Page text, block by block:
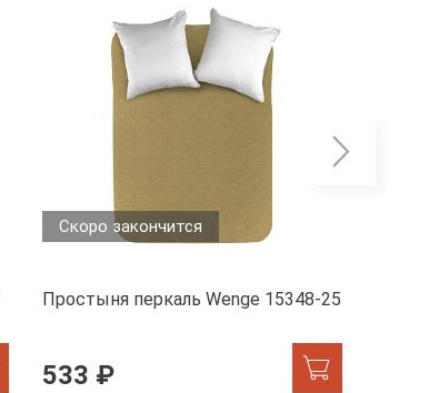
Скоро закончится
Простыня перкаль Wenge 15348-25
533 ₽